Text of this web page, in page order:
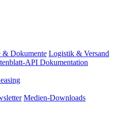
& Dokumente Logistik & Versand
API Dokumentation
Medien-Downloads